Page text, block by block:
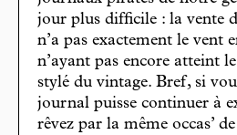
jour plus difficile : la vente
n’a pas exactement le
n’ayant pas encore atteint
stylé du vintage. Bref, si
journal puisse continuer à
rêvez par la même occas’